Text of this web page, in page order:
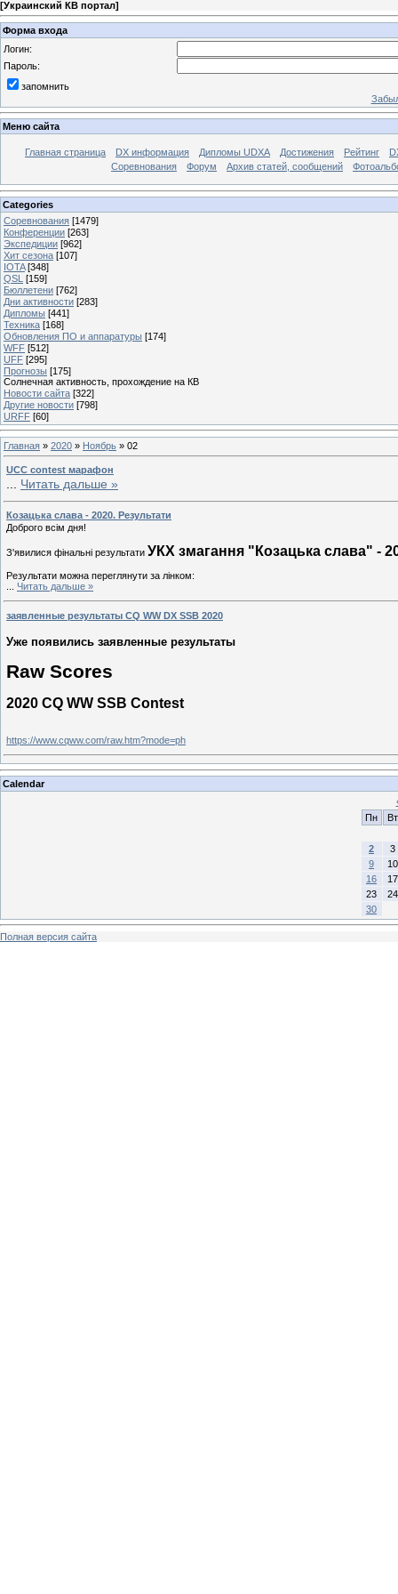
[Украинский КВ портал]
Форма входа
Логин:
Пароль:
запомнить
Меню сайта
Главная страница DX информация Дипломы UDXA Достижения Рейтинг
Соревнования
Форум Архив статей, сообщений
Categories
Соревнования [1479]
Конференции [263]
Экспедиции [962]
Хит сезона [107]
IOTA [348]
QSL [159]
Бюллетени [762]
Дни активности [283]
Дипломы [441]
Техника [168]
Обновления ПО и аппаратуры [174]
WFF [512]
UFF [295]
Прогнозы [175]
Солнечная активность, прохождение на КВ
Новости сайта [322]
Другие новости [798]
URFF [60]
Главная » 2020 » Ноябрь » 02
UCC contest марафон
... Читать дальше »
Козацька слава - 2020. Результати
Доброго всім дня!
З'явилися фінальні результати УКХ змагання "Козацька слава" -
Результати можна переглянути за лінком:
Читать дальше »
заявленные результаты СQ WW DX SSB 2020
Уже появились заявленные результаты
Raw Scores
2020 CQ WW SSB Contest
https://www.cqww.com/raw.htm?mode=ph
Calendar
Пн
Вт
2
3
9
10
16
17
23
24
30
Полная версия сайта